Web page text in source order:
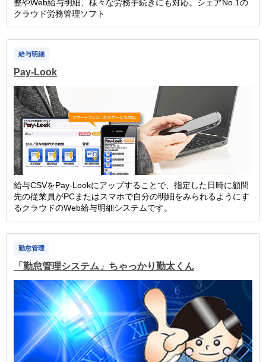
整やWeb給与明細、様々な労務手続きにも対応。シェアNo.1の
クラウド労務管理ソフト
給与明細
Pay-Look
給与CSVをPay-Lookにアップすることで、指定した日時に顧問
先の従業員がPCまたはスマホで自分の明細をみられるようにす
るクラウドのWeb給与明細システムです。
勤怠管理
「勤怠管理システム」ちゃっかり勤太くん